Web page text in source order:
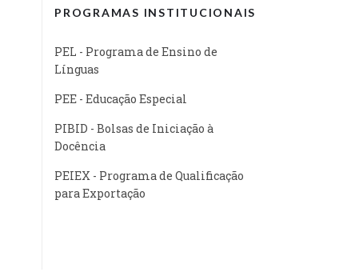
PROGRAMAS INSTITUCIONAIS
PEL - Programa de Ensino de
Línguas
PEE - Educação Especial
PIBID - Bolsas de Iniciação à
Docência
PEIEX - Programa de Qualificação
para Exportação